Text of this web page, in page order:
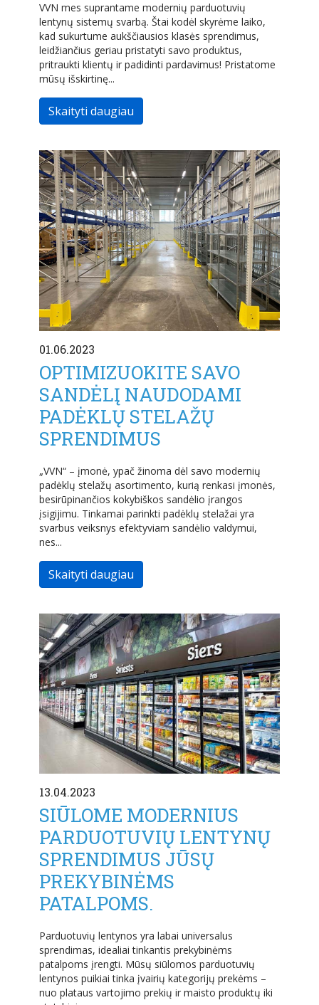
VVN mes suprantame modernių parduotuvių
lentynų sistemų svarbą. Štai kodėl skyrėme laiko,
kad sukurtume aukščiausios klasės sprendimus,
leidžiančius geriau pristatyti savo produktus,
pritraukti klientų ir padidinti pardavimus! Pristatome
mūsų išskirtinę...
Skaityti daugiau
01.06.2023
OPTIMIZUOKITE SAVO
SANDĖLĮ NAUDODAMI
PADĖKLŲ STELAŽŲ
SPRENDIMUS
„VVN“ – įmonė, ypač žinoma dėl savo modernių
padėklų stelažų asortimento, kurią renkasi įmonės,
besirūpinančios kokybiškos sandėlio įrangos
įsigijimu. Tinkamai parinkti padėklų stelažai yra
svarbus veiksnys efektyviam sandėlio valdymui,
nes...
Skaityti daugiau
13.04.2023
SIŪLOME MODERNIUS
PARDUOTUVIŲ LENTYNŲ
SPRENDIMUS JŪSŲ
PREKYBINĖMS
PATALPOMS.
Parduotuvių lentynos yra labai universalus
sprendimas, idealiai tinkantis prekybinėms
patalpoms įrengti. Mūsų siūlomos parduotuvių
lentynos puikiai tinka įvairių kategorijų prekėms –
nuo ​​plataus vartojimo prekių ir maisto produktų iki